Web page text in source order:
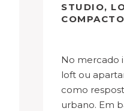
STUDIO,
No mercado
loft ou
como
urbano. Em